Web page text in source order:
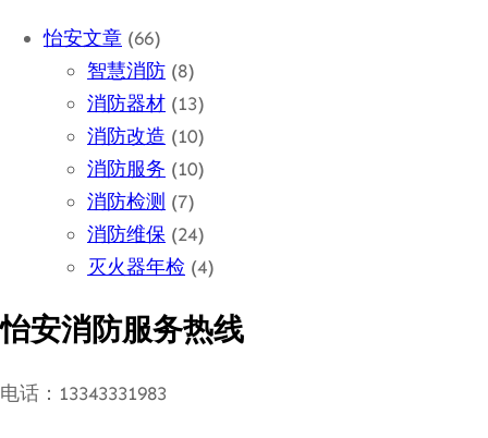
怡安文章 (66)
智慧消防 (8)
消防器材 (13)
消防改造 (10)
消防服务 (10)
消防检测 (7)
消防维保 (24)
灭火器年检 (4)
怡安消防服务热线
电话：13343331983